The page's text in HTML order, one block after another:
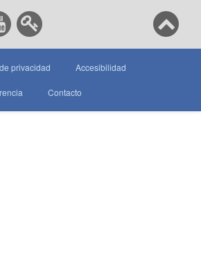
privacidad Accesibilidad
Contacto